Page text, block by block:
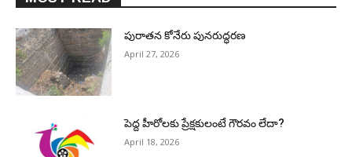
పురాత‌న కోనేరు పున‌రుద్ధ‌ర‌ణ
April 27, 2026
పెద్ద హీరోల‌కు ప్రేక్ష‌కులంటే గౌర‌వం లేదా?
April 18, 2026